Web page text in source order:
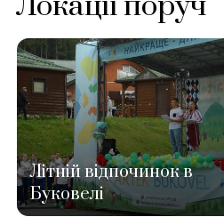
Літній відпочинок в
Буковелі